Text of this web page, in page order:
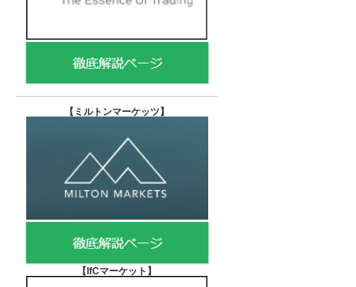
【 ミルトンマーケッツ】
【IfCマーケット 】